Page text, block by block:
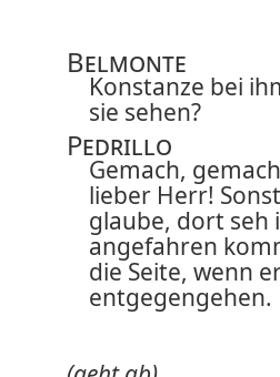
Belmonte
Konstanze bei
sie sehen?
Pedrillo
Gemach,
lieber Herr!
glaube, dort seh
angefahren
die Seite, wenn
entgegengehen.